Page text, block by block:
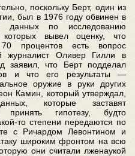
поскольку Берт, один из
был в 1976 году обвинен в
данных по исследованию
вывел оценку, что
процентов есть вопрос
журналист Оливер Гилли в
заявил, что Берт подделал
и что его результаты —
оружие в руки других
Камин, который утверждал,
которые заставят
принять гипотезу, будто
то степени передаются по
с Ричардом Левонтином и
широким фронтом на всю
они считали лженаукой